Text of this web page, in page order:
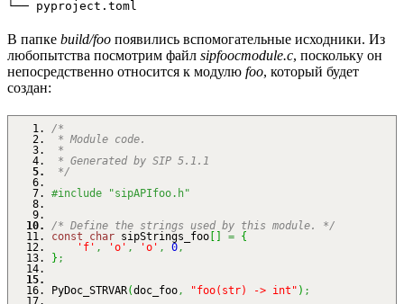
В папке build/foo появились вспомогательные исходники. Из
любопытства посмотрим файл sipfoocmodule.c, поскольку он
непосредственно относится к модулю foo, который будет
создан:
/*
* Module code.
*
* Generated by SIP 5.1.1
*/
#include "sipAPIfoo.h"
/* Define the strings used by this module. */
const
char sipStrings_foo = {
'f' , 'o' , 'o' , 0,
} ;
PyDoc_STRVAR(doc_foo, "foo(str) -> int" ) ;